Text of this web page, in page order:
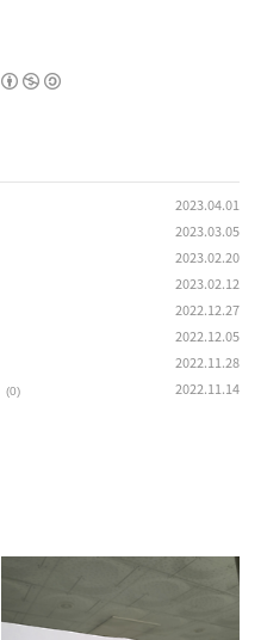
2023.04.01
2023.03.05
2023.02.20
2023.02.12
2022.12.27
2022.12.05
2022.11.28
(0) 2022.11.14